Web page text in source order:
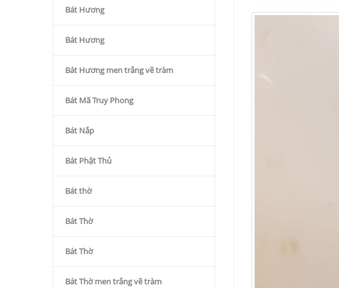
Bát Hương
Bát Hương
Bát Hương men trắng vẽ tràm
Bát Mã Truy Phong
Bát Nắp
Bát Phật Thủ
Bát thờ
Bát Thờ
Bát Thờ
Bát Thờ men trắng vẽ tràm